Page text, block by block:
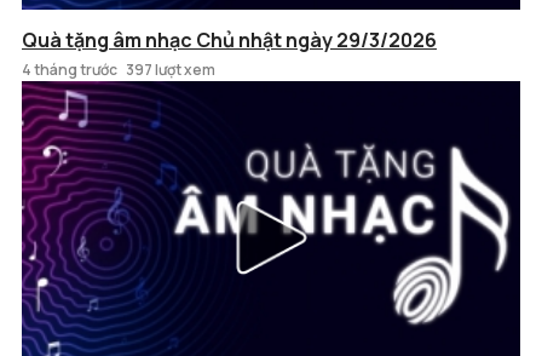
Quà tặng âm nhạc Chủ nhật ngày 29/3/2026
4 tháng trước 397 lượt xem